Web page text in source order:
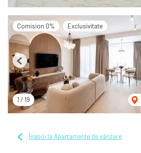
Comision 0% Exclusivitate
1 / 19
Previous
Înapoi la Apartamente de vânzare